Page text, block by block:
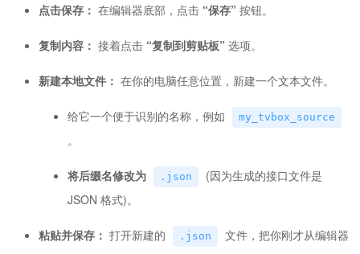
点击保存： 在编辑器底部，点击 “保存” 按钮。
复制内容： 接着点击 “复制到剪贴板” 选项。
新建本地文件： 在你的电脑任意位置，新建一个文本文件。
给它一个便于识别的名称，例如 my_tvbox_source
。
将后缀名修改为 .json
(因为生成的接口文件是
JSON 格式)。
粘贴并保存： 打开新建的 .json
文件，把你刚才从编辑器